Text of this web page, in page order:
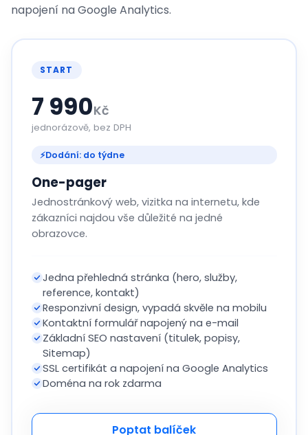
napojení na Google Analytics.
START
7 990Kč
jednorázově, bez DPH
⚡Dodání: do týdne
One-pager
Jednostránkový web, vizitka na internetu, kde
zákazníci najdou vše důležité na jedné
obrazovce.
Jedna přehledná stránka (hero, služby,
reference, kontakt)
Responzivní design, vypadá skvěle na mobilu
Kontaktní formulář napojený na e-mail
Základní SEO nastavení (titulek, popisy,
Sitemap)
SSL certifikát a napojení na Google Analytics
Doména na rok zdarma
Poptat balíček